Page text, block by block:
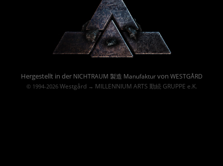
Hergestellt in der NICHTRAUM 製造 Manufakturvon WESTGÅRD
© 1994-2026 Westgård→ MILLENNIUM ARTS 勤続 GRUPPE e.K.
Powered By :